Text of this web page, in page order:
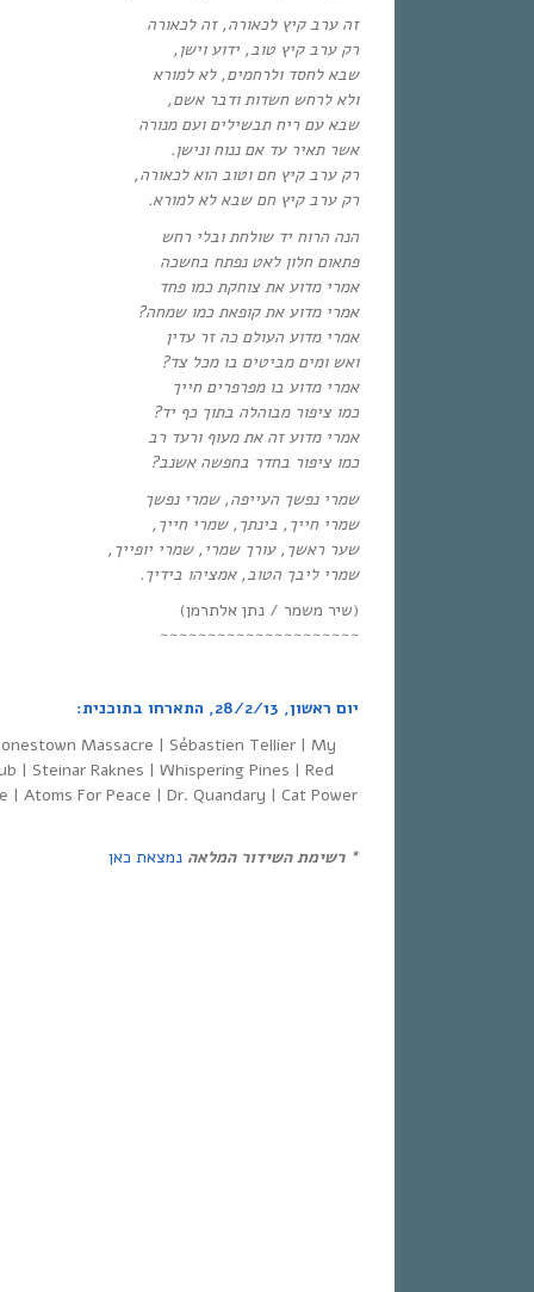
זה ערב קיץ לכאורה, זה לכאורה
רק ערב קיץ טוב, ידוע וישן,
שבא לחסד ולרחמים, לא למורא
ולא לרחש חשדות ודבר אשם,
שבא עם ריח תבשילים ועם מנורה
אשר תאיר עד אם ננוח ונישן.
רק ערב קיץ חם וטוב הוא לכאורה,
רק ערב קיץ חם שבא לא למורא.
הנה הרוח יד שולחת ובלי רחש
פתאום חלון לאט נפתח בחשכה
אמרי מדוע את צוחקת כמו פחד
אמרי מדוע את קופאת כמו שמחה?
אמרי מדוע העולם כה זר עדין
ואש ומים מביטים בו מכל צד?
אמרי מדוע בו מפרפרים חייך
כמו ציפור מבוהלה בתוך כף יד?
אמרי מדוע זה את מעוף ורעד רב
כמו ציפור בחדר בחפשה אשנב?
שמרי נפשך העייפה, שמרי נפשך
שמרי חייך, בינתך, שמרי חייך,
שער ראשך, עורך שמרי, שמרי יופייך,
שמרי ליבך הטוב, אמציהו בידיך.
(שיר משמר / נתן אלתרמן)
~~~~~~~~~~~~~~~~~~~~~
יום ראשון, 28/2/13, התארחו בתוכנית:
Massacre | Sébastien Tellier | My
| Steinar Raknes | Whispering Pines | Red
Atoms For Peace | Dr. Quandary | Cat Power
*רשימת השידור המלאה נמצאת כאן